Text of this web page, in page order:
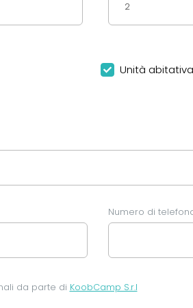
2
Unità abitativa
Numero di
da parte di KoobCamp S.r.l